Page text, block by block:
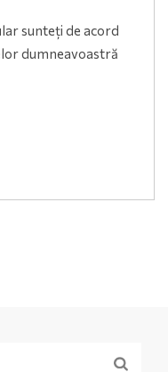
sunteți de acord
dumneavoastră